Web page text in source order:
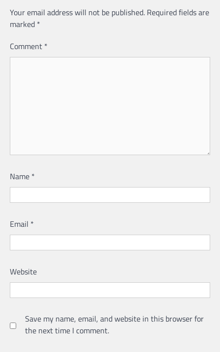
Your email address will not be published. Required fields are
marked *
Comment *
Name *
Email *
Website
Save my name, email, and website in this browser for
the next time I comment.